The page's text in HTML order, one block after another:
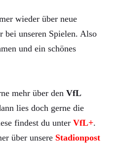
wieder über neue
bei unseren Spielen. Also
und ein schönes
mehr über den VfL
lies doch gerne die
findest du unter VfL+.
über unsere Stadionpost